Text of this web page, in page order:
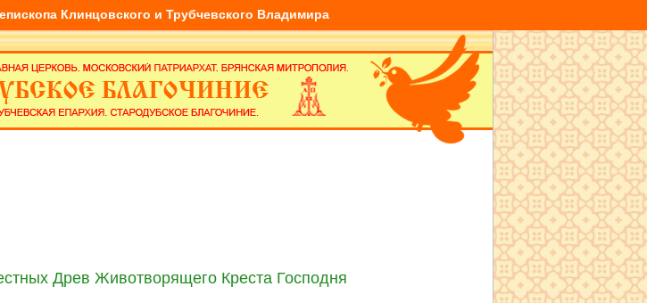
Клинцовского и Трубчевского Владимира
Древ Животворящего Креста Господня